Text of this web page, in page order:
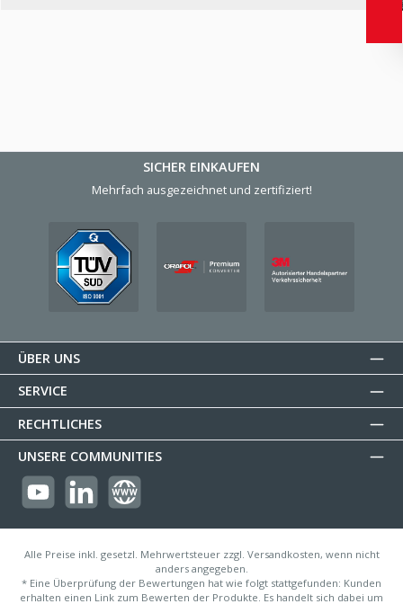
SICHER EINKAUFEN
Mehrfach ausgezeichnet und zertifiziert!
ÜBER UNS
SERVICE
RECHTLICHES
UNSERE COMMUNITIES
https://youtube.com/@reflectogmbh2119?si=Oew0U3xn87ZcBMoM
LinkedIn Website
Alle Preise inkl. gesetzl. Mehrwertsteuer zzgl. Versandkosten, wenn nicht
anders angegeben.
* Eine Überprüfung der Bewertungen hat wie folgt stattgefunden: Kunden
erhalten einen Link zum Bewerten der Produkte. Es handelt sich dabei um